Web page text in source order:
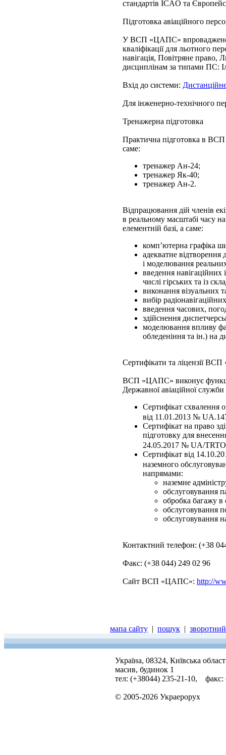
стандартів ICAO та
Підготовка авіаційного
У ВСП «ЦАПС» впроваджено
кваліфікації для льотного
навігація, Повітряне право,
дисциплінам за типами
Вхід до системи:
Для інженерно-технічного
Тренажерна підготовка
Практична підготовка в
саме:
тренажер Ан-24;
тренажер Як-40;
тренажер Ан-2.
Відпрацювання дій членів
в реальному масштабі часу на
елементній базі, а саме:
комп’ютерна графіка
адекватне відтворення
і моделювання
введення навігаційних
числі гірських та із
виконання візуальних
вибір
введення часових,
здійснення
моделювання впливу
обледеніння та ін.) на
Сертифікати та ліцензії
ВСП «ЦАПС» виконує функції
Державної авіаційної
Сертифікат схвалення
від 11.01.2013 №
Сертифікат на право
підготовку для
24.05.2017 № UA/TRTO-
Сертифікат від
наземного
напрямами:
наземне
обслуговування
обробка багажу в
обслуговування
обслуговування
Контактний телефон: (+38
Факс: (+38 044) 249 02 96
Сайт ВСП «ЦАПС»: http://
мапа сайту | пошук |
Україна, 08324, Київська
масив, будинок 1
тел: (+38044) 235-21-10, факс:
© 2005-2026 Украерорух